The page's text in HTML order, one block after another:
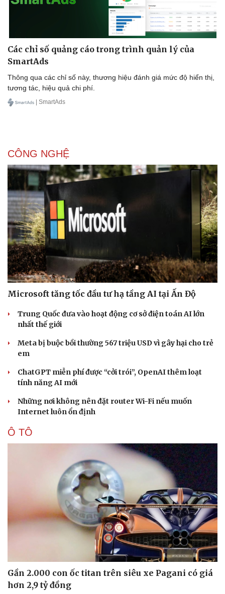
Sức khỏe
Dinh dưỡng - món ngon
Cây thuốc
Nhi khoa
Nam khoa
Làm đẹp - giảm cân
Đời sống
Nhà đẹp
Văn hóa
Các chỉ số quảng cáo trong trình quản lý của
SmartAds
Thông qua các chỉ số này, thương hiệu đánh giá mức độ hiển thị,
tương tác, hiệu quả chi phí.
| SmartAds
CÔNG NGHỆ
Microsoft tăng tốc đầu tư hạ tầng AI tại Ấn Độ
Trung Quốc đưa vào hoạt động cơ sở điện toán AI lớn
nhất thế giới
Meta bị buộc bồi thường 567 triệu USD vì gây hại cho trẻ
em
ChatGPT miễn phí được “cởi trói”, OpenAI thêm loạt
tính năng AI mới
Những nơi không nên đặt router Wi-Fi nếu muốn
Internet luôn ổn định
Ô TÔ
Gần 2.000 con ốc titan trên siêu xe Pagani có giá
hơn 2,9 tỷ đồng